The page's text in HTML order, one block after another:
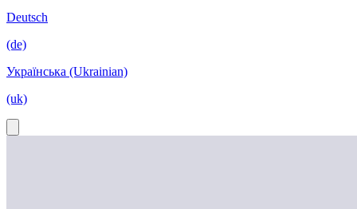
Deutsch
(de)
Українська (Ukrainian)
(uk)